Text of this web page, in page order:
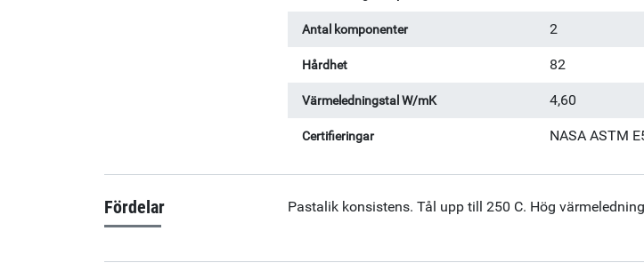
Antal komponenter 2
Hårdhet 82
Värmeledningstal W/mK 4,60
Certifieringar NASA ASTM
Fördelar Pastalik konsistens. Tål upp till 250 C. Hög